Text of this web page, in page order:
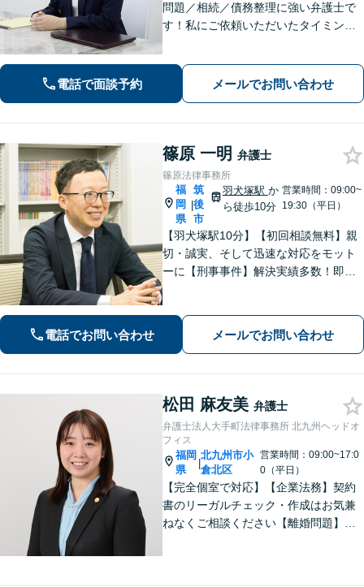
問題／相続／債務整理に強い弁護士で
す！私にご依頼いただいたタイミング
してまいります【夜間・休日相談可】
【完全個室相談】【赤坂駅6分】
電話で面談予約 メールでお問い合わせ
篠原 一明 弁護士
篠原法律事務所
福
岡
県
|
筑
後
市
羽犬塚駅 か
ら徒歩10分
営業時間：09:00~
19:30（平日）
【羽犬塚駅10分】【初回相談無料】親
切・誠実、そして迅速な対応をモット
ーに【刑事事件】解決実績多数！即時
選択肢と法的権利を明確にし、納得の
いく決断ができるよう支援いたします
電話でお問い合わせ メールでお問い合わせ
松田 麻友美 弁護士
弁護士法人大手町法律事務所 北九州ヘッドオ
フィス
福岡
県
|
北九州市小
倉北区
営業時間：09:00~17:0
0（平日）
【完全個室で対応】【企業法務】契約
書のリーガルチェック・作成はお気兼
ねなくご相談ください【離婚問題】不